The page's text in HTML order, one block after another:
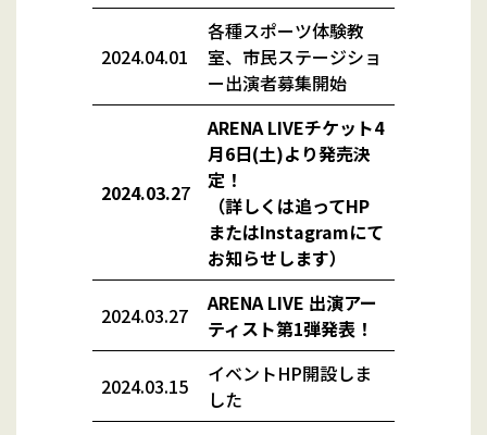
2024.04.01
各種スポーツ体験教
室、 市民ステージショ
ー出演者募集開始
2024.03.27
ARENA LIVEチケット4
月6日(土)より発売決
定！
（詳しくは追ってHP
またはInstagramにて
お知らせします）
2024.03.27
ARENA LIVE 出演アー
ティスト第1弾発表！
2024.03.15
イベントHP開設しま
した